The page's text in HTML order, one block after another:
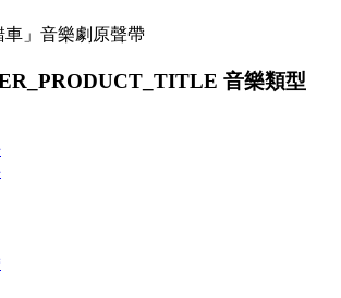
車」音樂劇原聲帶
音樂類型